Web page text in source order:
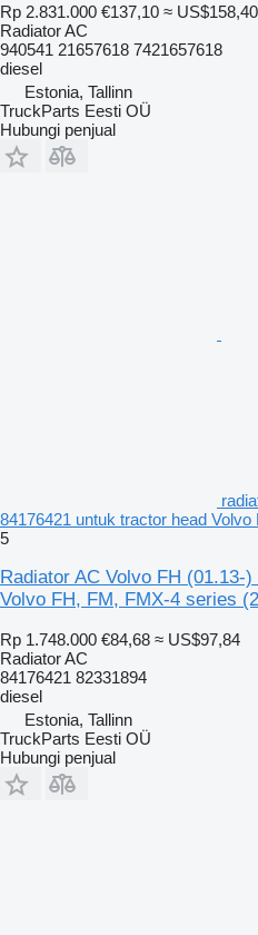
Rp 2.831.000 €137,10 ≈ US$158,40
Radiator AC
940541 21657618 7421657618
diesel
Estonia, Tallinn
TruckParts Eesti OÜ
Hubungi penjual
84176421 untuk tractor head
5
Radiator AC Volvo FH (01.13-
Volvo FH, FM, FMX-4 series
Rp 1.748.000 €84,68 ≈ US$97,84
Radiator AC
84176421 82331894
diesel
Estonia, Tallinn
TruckParts Eesti OÜ
Hubungi penjual